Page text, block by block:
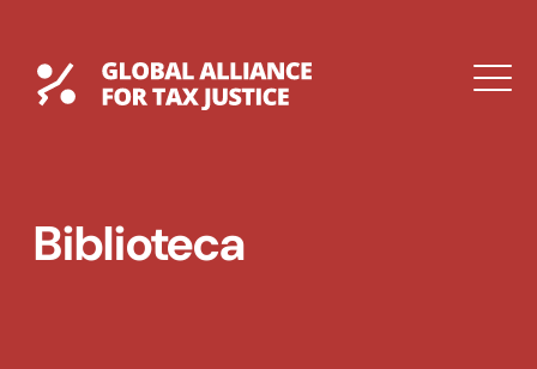
contenidoGlobal Tax Justice
DROPDOWN
Biblioteca